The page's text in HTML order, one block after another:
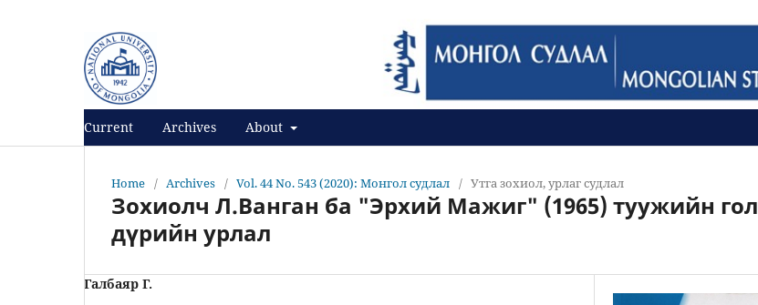
Current Archives About
Home / Archives / Vol. 44 No. 543 (2020): Монгол судлал / Утга зохиол, урлаг судлал
Зохиолч Л.Ванган ба "Эрхий Мажиг" (1965) туужийн гол
дүрийн урлал
Галбаяр Г.